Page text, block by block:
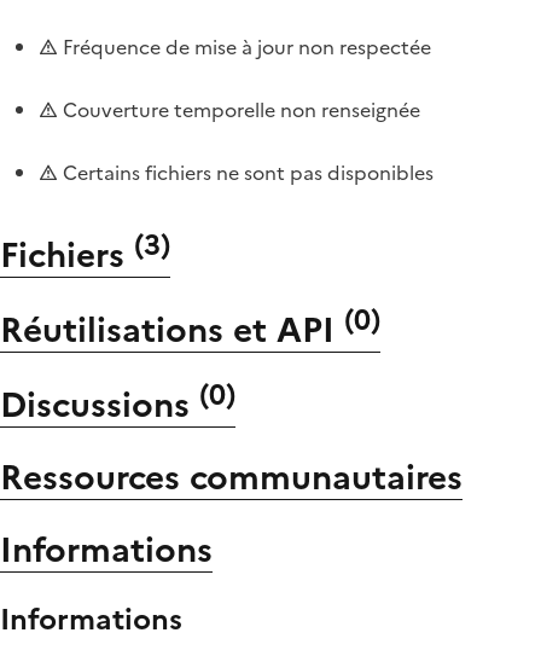
Fréquence de mise à jour non respectée
Couverture temporelle non renseignée
Certains fichiers ne sont pas disponibles
Fichiers (3)
Réutilisations et API (0)
Discussions (0)
Ressources communautaires
Informations
Informations